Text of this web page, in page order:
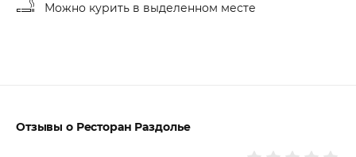
Можно курить в выделенном месте
Отзывы о Ресторан Раздолье